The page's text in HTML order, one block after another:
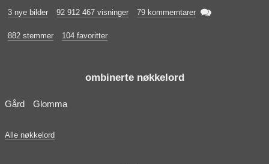
3 nye bilder 92 912 467 visninger 79 kommerntarer 
882 stemmer 104 favoritter
ombinerte nøkkelord
Gård Glomma
Alle nøkkelord